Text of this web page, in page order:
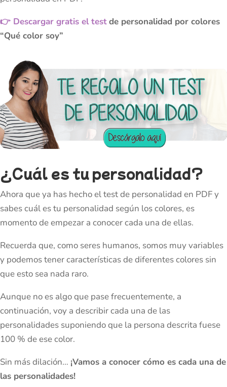
👉 Descargar gratis el testde personalidad por colores
“Qué color soy”
¿Cuál es tu personalidad?
Ahora que ya has hecho el test de personalidad en PDF y
sabes cuál es tu personalidad según los colores, es
momento de empezar a conocer cada una de ellas.
Recuerda que, como seres humanos, somos muy variables
y podemos tener características de diferentes colores sin
que esto sea nada raro.
Aunque no es algo que pase frecuentemente, a
continuación, voy a describir cada una de las
personalidades suponiendo que la persona descrita fuese
100 % de ese color.
Sin más dilación… ¡Vamos a conocer cómo es cada una de
las personalidades!